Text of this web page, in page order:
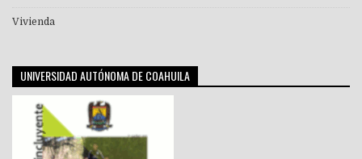
Vivienda
UNIVERSIDAD AUTÓNOMA DE COAHUILA